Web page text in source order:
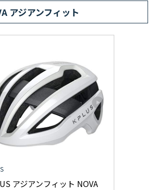
アジアンフィット
アジアンフィット NOVA